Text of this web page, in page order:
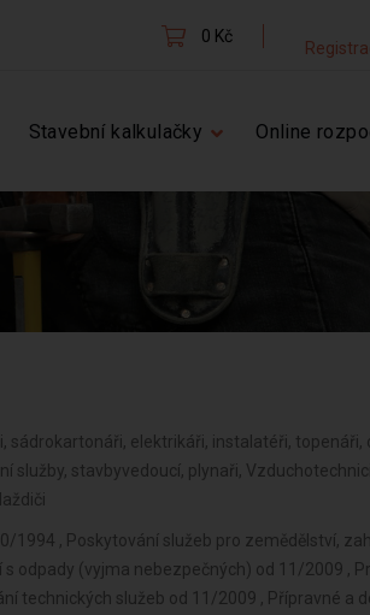
0 Kč
Stavební kalkulačky Online
sádrokartonáři, elektrikáři, instalatéři, topenáři,
služby, stavbyvedoucí, plynaři,
1994 , Poskytování služeb pro zemědělství,
odpady (vyjma nebezpečných) od 11/2009 ,
technických služeb od 11/2009 , Přípravné a